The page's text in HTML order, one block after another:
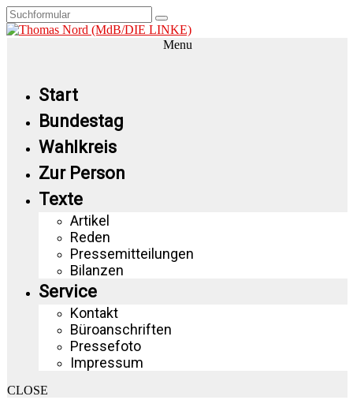
Menu
Start
Bundestag
Wahlkreis
Zur Person
Texte
Artikel
Reden
Pressemitteilungen
Bilanzen
Service
Kontakt
Büroanschriften
Pressefoto
Impressum
CLOSE